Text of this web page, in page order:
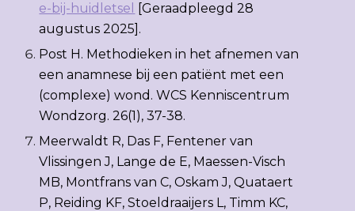
e-bij-huidletsel
[Geraadpleegd 28
augustus 2025].
Post H. Methodieken in het afnemen van
een anamnese bij een patiënt met een
(complexe) wond. WCS Kenniscentrum
Wondzorg. 26(1), 37-38.
Meerwaldt R, Das F, Fentener van
Vlissingen J, Lange de E, Maessen-Visch
MB, Montfrans van C, Oskam J, Quataert
P, Reiding KF, Stoeldraaijers L, Timm KC,